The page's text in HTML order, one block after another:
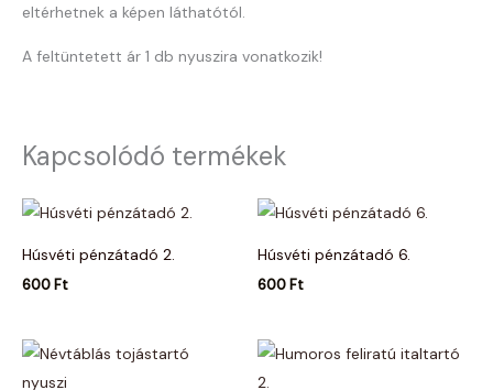
eltérhetnek a képen láthatótól.
A feltüntetett ár 1 db nyuszira vonatkozik!
Kapcsolódó termékek
Húsvéti pénzátadó 2.
600 Ft
Húsvéti pénzátadó 6.
600 Ft